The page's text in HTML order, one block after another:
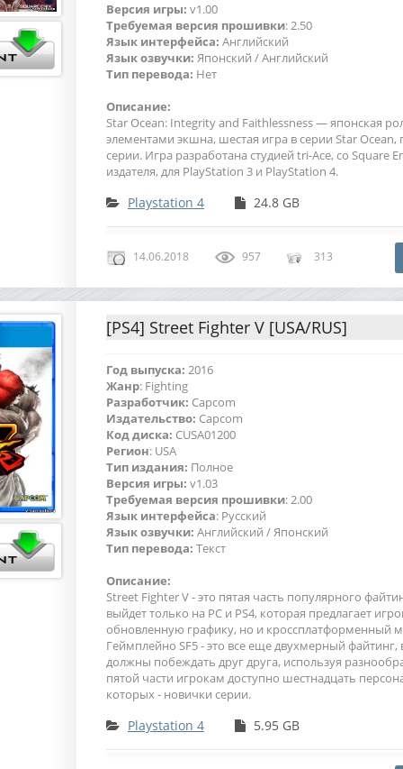
Версия игры: v1.00
Требуемая версия прошивки: 2.50
Язык интерфейса: Английский
Язык озвучки: Японский / Английский
Тип перевода: Нет
Описание:
Star Ocean: Integrity and Faithlessness — японская
элементами экшна, шестая игра в серии Star Ocean,
серии. Игра разработана студией tri-Ace, со Square
издателя, для PlayStation 3 и PlayStation 4.
Playstation 4 24.8 GB
14.06.2018 957 313
[PS4] Street Fighter V [USA/RUS]
Год выпуска: 2016
Жанр: Fighting
Разработчик: Capcom
Издательство: Capcom
Код диска: CUSA01200
Регион: USA
Тип издания: Полное
Версия игры: v1.03
Требуемая версия прошивки: 2.00
Язык интерфейса: Русский
Язык озвучки: Английский / Японский
Тип перевода: Текст
Описание:
Street Fighter V - это пятая часть популярного
выйдет только на PC и PS4, которая предлагает
обновленную графику, но и кроссплатформенный
Геймплейно SF5 - это все еще двухмерный
должны побеждать друг друга, используя
пятой части игрокам доступно шестнадцать
которых - новички серии.
Playstation 4 5.95 GB